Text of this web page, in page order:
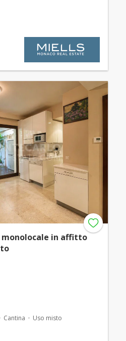
monolocale in affitto
Cantina Uso misto